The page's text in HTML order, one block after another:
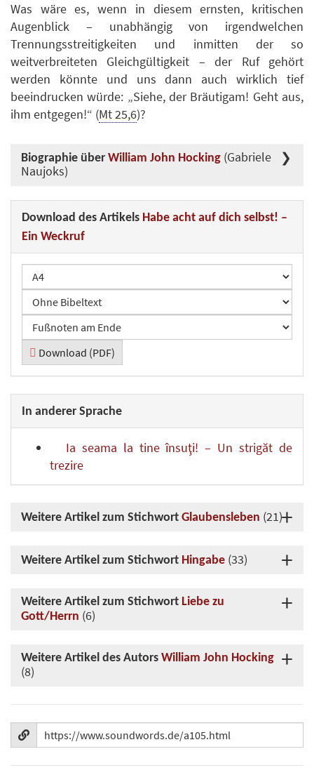
Was wäre es, wenn in diesem ernsten, kritischen
Augenblick – unabhängig von irgendwelchen
Trennungsstreitigkeiten und inmitten der so
weitverbreiteten Gleichgültigkeit – der Ruf gehört
werden könnte und uns dann auch wirklich tief
beeindrucken würde: „Siehe, der Bräutigam! Geht aus,
ihm entgegen!“ (Mt 25,6)?
Biographie über William John Hocking (Gabriele
Naujoks)
Download des Artikels Habe acht auf dich selbst! –
Ein Weckruf
Download (PDF)
In anderer Sprache
Ia seama la tine însuţi! – Un strigăt de
trezire
Weitere Artikel zum Stichwort Glaubensleben (21)
Weitere Artikel zum Stichwort Hingabe (33)
Weitere Artikel zum Stichwort Liebe zu
Gott/Herrn (6)
Weitere Artikel des Autors William John Hocking
(8)